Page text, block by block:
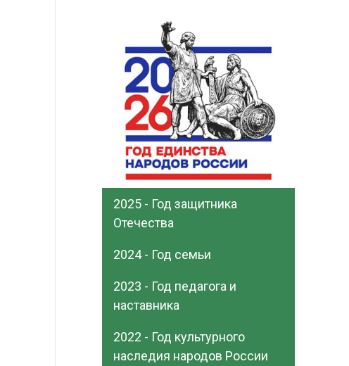
2025 - Год защитника
Отечества
2024 - Год семьи
2023 - Год педагога и
наставника
2022 - Год культурного
наследия народов России